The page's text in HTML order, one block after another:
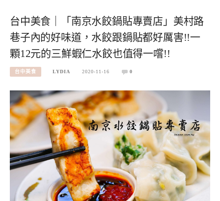
台中美食｜「南京水餃鍋貼專賣店」美村路
巷子內的好味道，水餃跟鍋貼都好厲害!!一
顆12元的三鮮蝦仁水餃也值得一嚐!!
台中美食 LYDIA 2020-11-16 0